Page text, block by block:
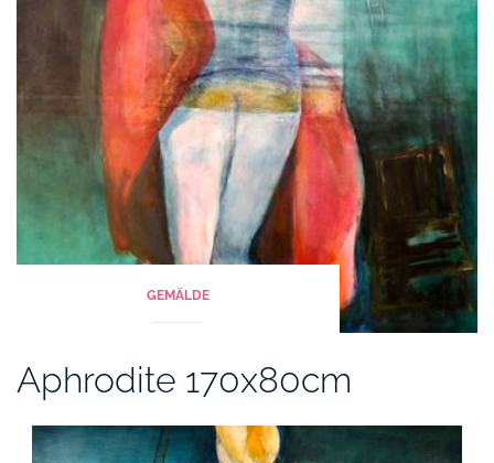
GEMÄLDE
Aphrodite 170x80cm